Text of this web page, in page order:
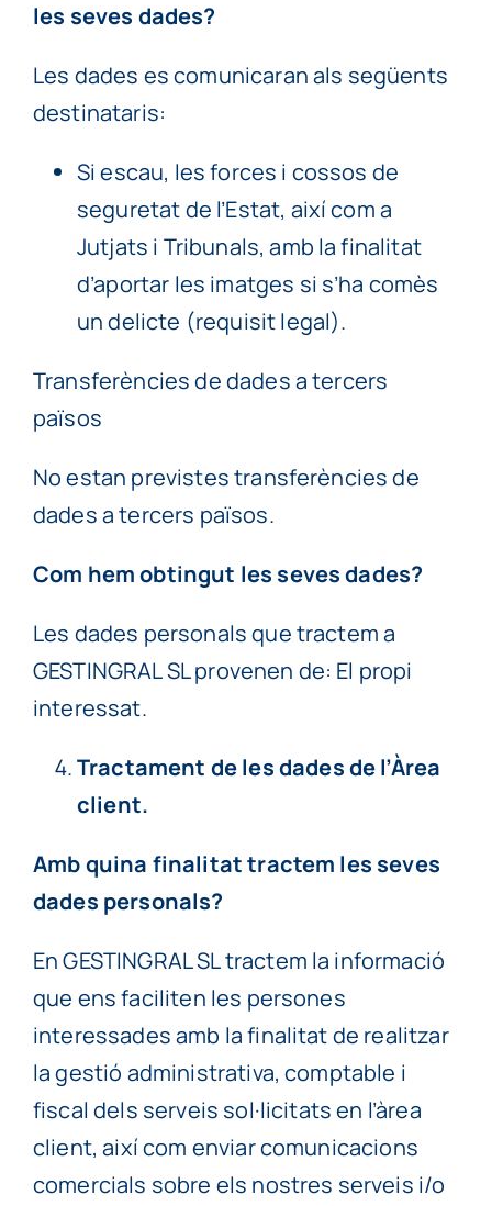
les seves dades?
Les dades es comunicaran als següents
destinataris:
Si escau, les forces i cossos de
seguretat de l’Estat, així com a
Jutjats i Tribunals, amb la finalitat
d’aportar les imatges si s’ha comès
un delicte (requisit legal).
Transferències de dades a tercers
països
No estan previstes transferències de
dades a tercers països.
Com hem obtingut les seves dades?
Les dades personals que tractem a
GESTINGRAL SL provenen de: El propi
interessat.
Tractament de les dades de l’Àrea
client.
Amb quina finalitat tractem les seves
dades personals?
En GESTINGRAL SL tractem la informació
que ens faciliten les persones
interessades amb la finalitat de realitzar
la gestió administrativa, comptable i
fiscal dels serveis sol·licitats en l’àrea
client, així com enviar comunicacions
comercials sobre els nostres serveis i/o